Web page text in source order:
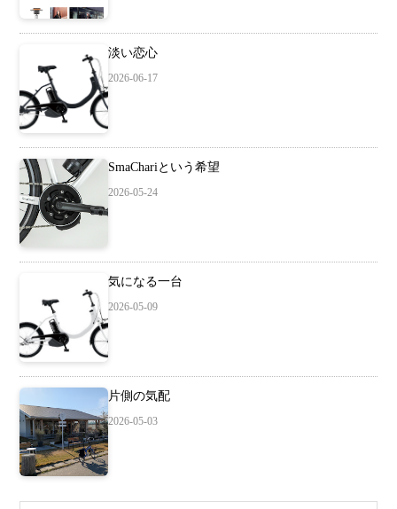
淡い恋心
2026-06-17
SmaChariという希望
2026-05-24
気になる一台
2026-05-09
片側の気配
2026-05-03